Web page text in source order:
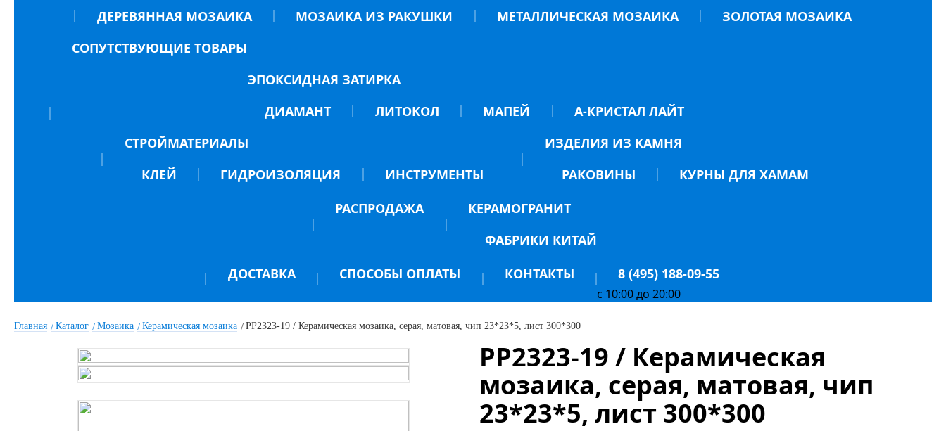
ДЕРЕВЯННАЯ МОЗАИКА
МОЗАИКА ИЗ РАКУШКИ МЕТАЛЛИЧЕСКАЯ МОЗАИКА
ЗОЛОТАЯ МОЗАИКА
СОПУТСТВУЮЩИЕ ТОВАРЫ
ЭПОКСИДНАЯ ЗАТИРКА
ДИАМАНТ
ЛИТОКОЛ МАПЕЙ
А-КРИСТАЛ ЛАЙТ
СТРОЙМАТЕРИАЛЫ
КЛЕЙ
ГИДРОИЗОЛЯЦИЯ ИНСТРУМЕНТЫ
ИЗДЕЛИЯ ИЗ КАМНЯ
РАКОВИНЫ
КУРНЫ ДЛЯ ХАМАМ
РАСПРОДАЖА
КЕРАМОГРАНИТ
ФАБРИКИ КИТАЙ
ДОСТАВКА
СПОСОБЫ ОПЛАТЫ КОНТАКТЫ 8 (495) 188-09-55
c 10:00 до 20:00
Главная Каталог Мозаика Керамическая мозаика PP2323-19 / Керамическая мозаика, серая, матовая, чип 23*23*5, лист 300*300
PP2323-19 / Керамическая
мозаика, серая, матовая, чип
23*23*5, лист 300*300